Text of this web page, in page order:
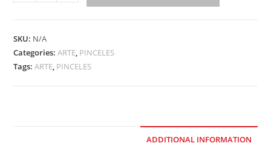
SKU: N/A
Categories:ARTE, PINCELES
Tags:ARTE, PINCELES
ADDITIONAL INFORMATION